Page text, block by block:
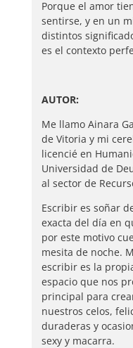
Porque el amor
sentirse, y en un
distintos
es el contexto
AUTOR:
Me llamo Ainara
de Vitoria y mi
licencié en
Universidad de
al sector de
Escribir es soñar
exacta del día en
por este motivo
mesita de noche.
escribir es la
espacio que nos
principal para
nuestros celos,
duraderas y
sexy y macarra.